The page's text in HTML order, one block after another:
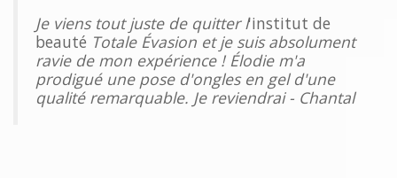
Je viens tout juste de quitter l'institut de
beauté Totale Évasion et je suis absolument
ravie de mon expérience ! Élodie m'a
prodigué une pose d'ongles en gel d'une
qualité remarquable. Je reviendrai - Chantal